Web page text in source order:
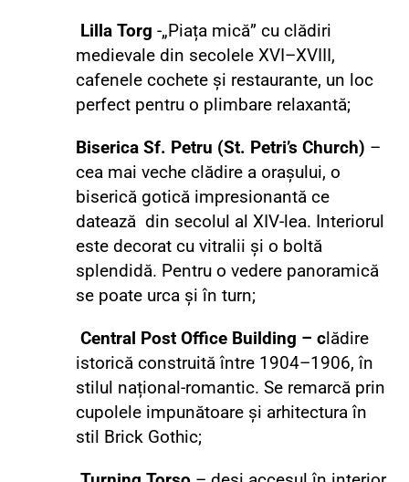
Lilla Torg -„Piața mică” cu clădiri
medievale din secolele XVI–XVIII,
cafenele cochete și restaurante, un loc
perfect pentru o plimbare relaxantă;
Biserica Sf. Petru (St. Petri’s Church) –
cea mai veche clădire a orașului, o
biserică gotică impresionantă ce
datează din secolul al XIV-lea. Interiorul
este decorat cu vitralii și o boltă
splendidă. Pentru o vedere panoramică
se poate urca și în turn;
Central Post Office Building – c lădire
istorică construită între 1904–1906, în
stilul național-romantic. Se remarcă prin
cupolele impunătoare și arhitectura în
stil Brick Gothic;